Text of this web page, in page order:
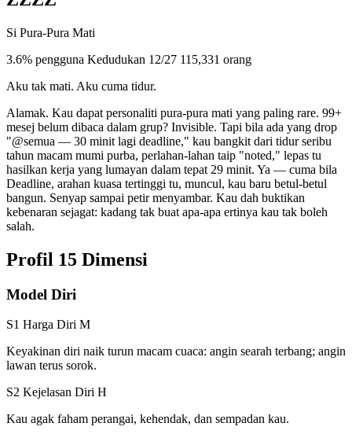
Si Pura-Pura Mati
3.6% pengguna Kedudukan 12/27 115,331 orang
Aku tak mati. Aku cuma tidur.
Alamak. Kau dapat personaliti pura-pura mati yang paling rare. 99+
mesej belum dibaca dalam grup? Invisible. Tapi bila ada yang drop
"@semua — 30 minit lagi deadline," kau bangkit dari tidur seribu
tahun macam mumi purba, perlahan-lahan taip "noted," lepas tu
hasilkan kerja yang lumayan dalam tepat 29 minit. Ya — cuma bila
Deadline, arahan kuasa tertinggi tu, muncul, kau baru betul-betul
bangun. Senyap sampai petir menyambar. Kau dah buktikan
kebenaran sejagat: kadang tak buat apa-apa ertinya kau tak boleh
salah.
Profil 15 Dimensi
Model Diri
S1 Harga Diri M
Keyakinan diri naik turun macam cuaca: angin searah terbang; angin
lawan terus sorok.
S2 Kejelasan Diri H
Kau agak faham perangai, kehendak, dan sempadan kau.